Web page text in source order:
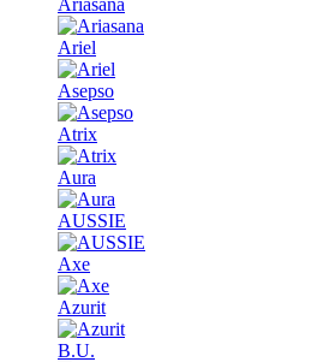
Ariasana
Ariel
Asepso
Atrix
Aura
AUSSIE
Axe
Azurit
B.U.